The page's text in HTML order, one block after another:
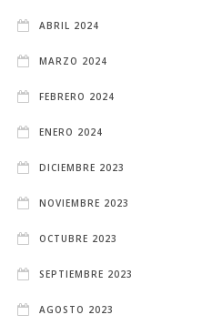
ABRIL 2024
MARZO 2024
FEBRERO 2024
ENERO 2024
DICIEMBRE 2023
NOVIEMBRE 2023
OCTUBRE 2023
SEPTIEMBRE 2023
AGOSTO 2023